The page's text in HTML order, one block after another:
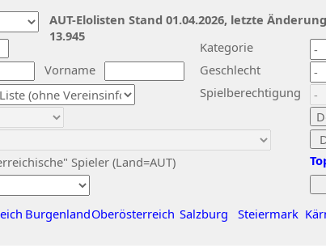
Vorname
Kategorie
Geschlecht
Spieler (Land=AUT)
Spielberechtigung
BurgenlandOberösterreich Salzburg Steiermark
AUT-Elolisten Stand 01.04.2026, letzte
13.945